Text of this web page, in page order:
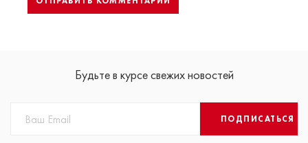
Будьте в курсе свежих новостей
ПОДПИСАТЬСЯ